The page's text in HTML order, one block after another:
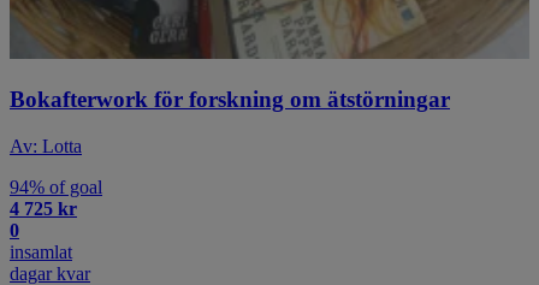
Bokafterwork för forskning om ätstörningar
Av: Lotta
94% of goal
4 725 kr
0
insamlat
dagar kvar